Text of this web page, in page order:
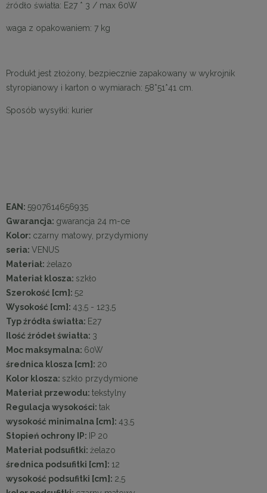
źródło światła: E27 * 3 / max 60W
waga z opakowaniem: 7 kg
Produkt jest złożony, bezpiecznie zapakowany w wykrojnik
styropianowy i karton o wymiarach: 58*51*41 cm.
Sposób wysyłki: kurier
EAN: 5907614656935
Gwarancja: gwarancja 24 m-ce
Kolor: czarny matowy, przydymiony
seria: VENUS
Materiał: żelazo
Materiał klosza: szkło
Szerokość [cm]: 52
Wysokość [cm]: 43,5 - 123,5
Typ źródła światła: E27
Ilość źródeł światła: 3
Moc maksymalna: 60W
średnica klosza [cm]: 20
Kolor klosza: szkło przydymione
Materiał przewodu: tekstylny
Regulacja wysokości: tak
wysokość minimalna [cm]: 43,5
Stopień ochrony IP: IP 20
Materiał podsufitki: żelazo
średnica podsufitki [cm]: 12
wysokość podsufitki [cm]: 2,5